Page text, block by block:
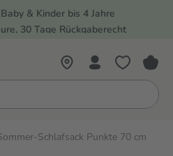
springen& Kinder bis 4 Jahre
30 Tage Rückgaberecht
Schlafsack Punkte 70 cm